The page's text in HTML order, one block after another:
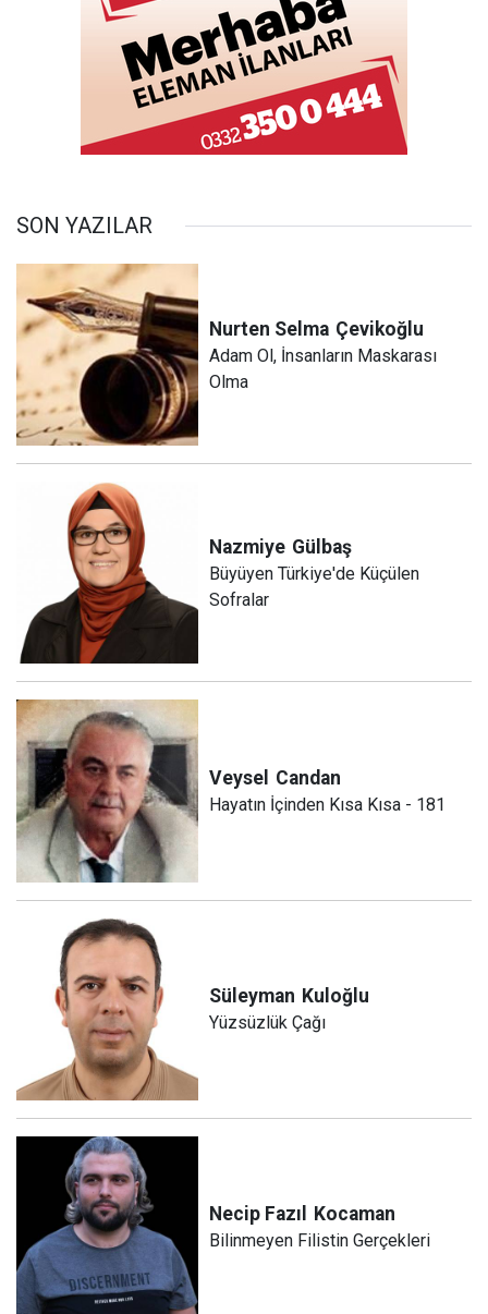
SON YAZILAR
Nurten Selma Çevikoğlu
Adam Ol, İnsanların Maskarası
Olma
Nazmiye Gülbaş
Büyüyen Türkiye'de Küçülen
Sofralar
Veysel Candan
Hayatın İçinden Kısa Kısa - 181
Süleyman Kuloğlu
Yüzsüzlük Çağı
Necip Fazıl Kocaman
Bilinmeyen Filistin Gerçekleri